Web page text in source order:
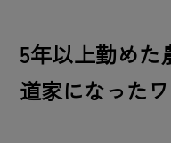
5年以上勤め
道家になったワ